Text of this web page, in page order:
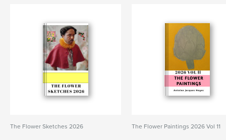
The Flower Sketches 2026 The Flower Paintings 2026 Vol 11